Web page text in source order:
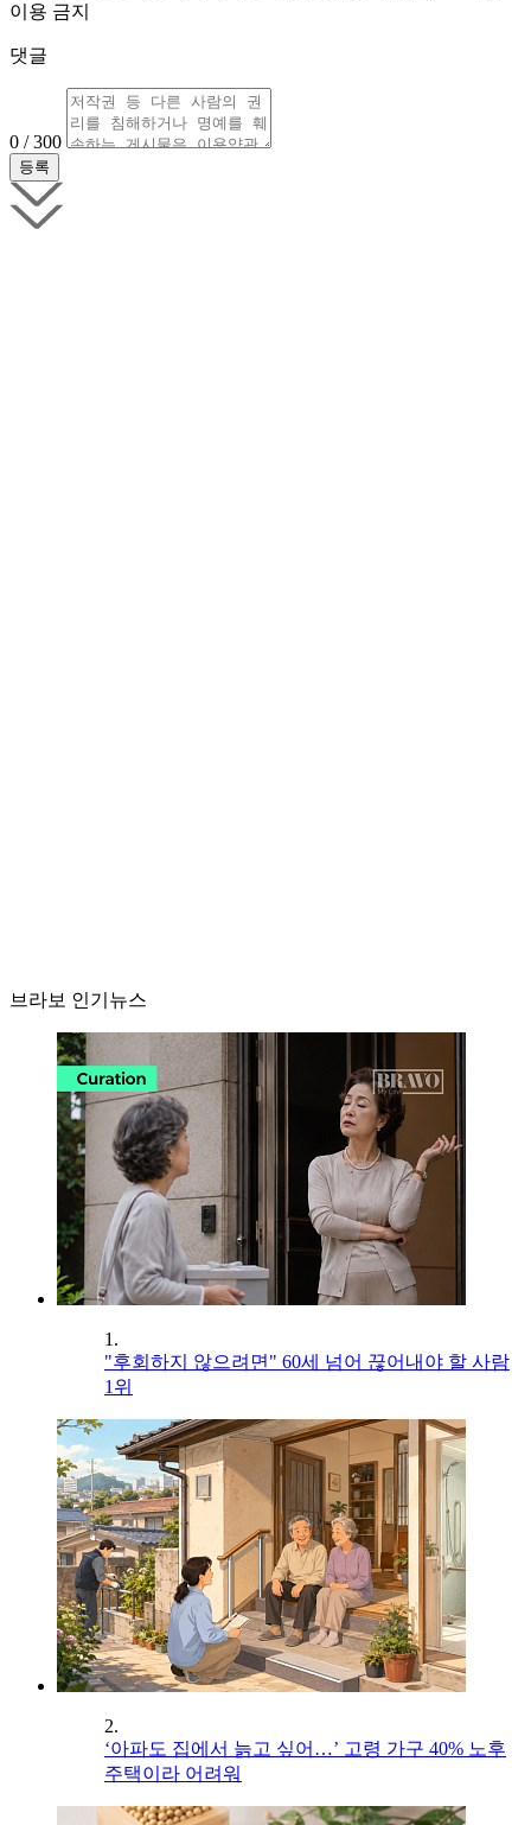
이용 금지
댓글
0 / 300
브라보 인기뉴스
1.
"후회하지 않으려면" 60세 넘어 끊어내야 할 사람
1위
2.
‘아파도 집에서 늙고 싶어…’ 고령 가구 40% 노후
주택이라 어려워